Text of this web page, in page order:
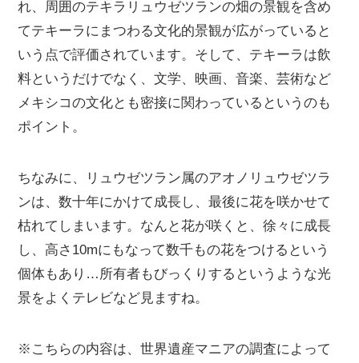
れ、周囲のテキラリュウゼツランの畑の景観を含め
てテキーラにまつわる文化的景観が広がっていると
いう点で評価されています。そして、テキーラは飲
料というだけでなく、文学、映画、音楽、芸術など
メキシコの文化とも密接に関わっているというのも
ポイント。
ちなみに、リュウゼツラン属のアオノリュウゼツラ
ンは、数十年にかけて成長し、最後に花を咲かせて
枯れてしまいます。なんと花が咲くと、徐々に成長
し、高さ10mにもなって数千もの花をつけるという
個体もあり…所有者もびっくりするというような光
景をよくテレビなど見ますね。
※こちらの内容は、世界遺産マニアの調査によって